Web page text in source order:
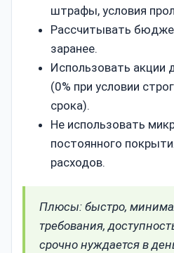
штрафы, условия
Рассчитывать
заранее.
Использовать акции
(0% при условии
срока).
Не использовать
постоянного
расходов.
Плюсы: быстро,
требования,
срочно нуждается в